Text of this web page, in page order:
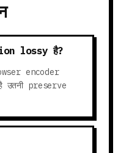
lossy है?
encoder
उतनी preserve